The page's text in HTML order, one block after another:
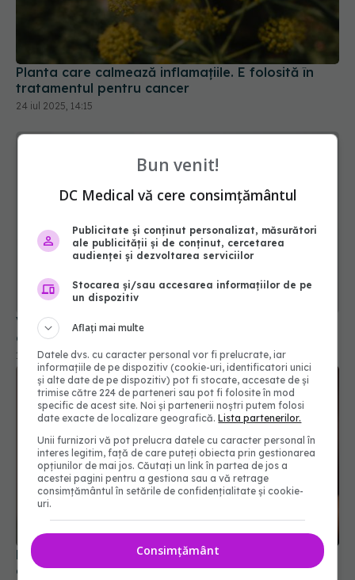
Planta care calmează inflamațiile. E folosită în
tratamentul pentru cancer
24 iul 2025, 14:15
Vrei o minte mai ascuțită? Acest aliment
consumat dimineața îți stimulează creierul
14 mar 2025, 13:26
Băutura delicioasă care poate reduce
colesterolul rău datorită proprietăților sale
Bun venit!
DC Medical vă cere consimțământul
Publicitate și conținut personalizat, măsurători
ale publicității și de conținut, cercetarea
audienței și dezvoltarea serviciilor
Stocarea și/sau accesarea informațiilor de pe
un dispozitiv
Aflați mai multe
Datele dvs. cu caracter personal vor fi prelucrate, iar
informațiile de pe dispozitiv (cookie-uri, identificatori unici
și alte date de pe dispozitiv) pot fi stocate, accesate de și
trimise către 224 de parteneri sau pot fi folosite în mod
specific de acest site. Noi și partenerii noștri putem folosi
date exacte de localizare geografică.Lista partenerilor.
Unii furnizori vă pot prelucra datele cu caracter personal în
interes legitim, față de care puteți obiecta prin gestionarea
opțiunilor de mai jos. Căutați un link în partea de jos a
acestei pagini pentru a gestiona sau a vă retrage
consimțământul în setările de confidențialitate și cookie-
uri.
Consimțământ